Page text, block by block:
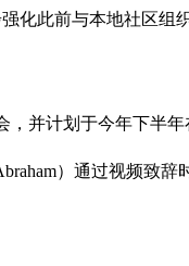
化此前与本地社区组
并计划于今年下半年
）通过视频致